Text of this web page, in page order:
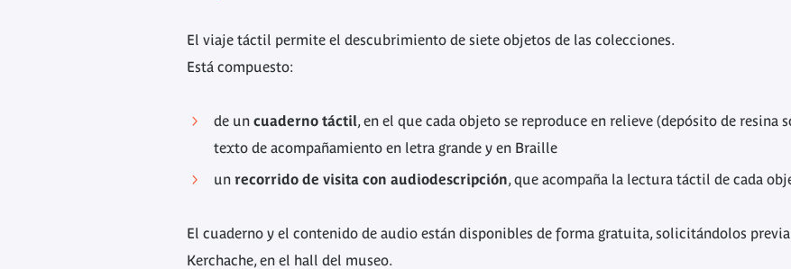
El viaje táctil permite el descubrimiento de siete objetos de las colecciones.
Está compuesto:
de un cuaderno táctil, en el que cada objeto se reproduce en relieve (depósito de resina
texto de acompañamiento en letra grande y en Braille
un recorrido de visita con audiodescripción, que acompaña la lectura táctil de cada
El cuaderno y el contenido de audio están disponibles de forma gratuita, solicitándolos
Kerchache, en el hall del museo.